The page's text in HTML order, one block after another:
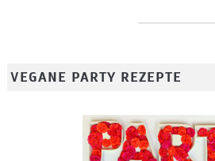
VEGANE PARTY REZEPTE